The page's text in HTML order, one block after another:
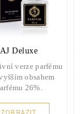
AJ Deluxe
verze parfému
obsahem
26%.